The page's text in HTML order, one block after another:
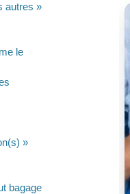
autres »
le
»
bagage